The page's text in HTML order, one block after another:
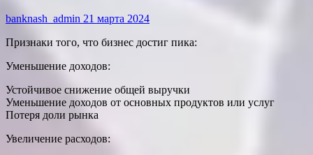
banknash_admin 21 марта 2024
Признаки того, что бизнес достиг пика:
Уменьшение доходов:
Устойчивое снижение общей выручки
Уменьшение доходов от основных продуктов или услуг
Потеря доли рынка
Увеличение расходов: